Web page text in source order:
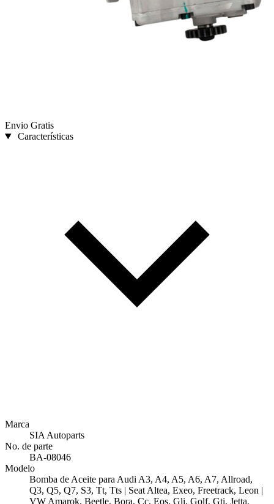
Envio Gratis
Características
Marca
SIA Autoparts
No. de parte
BA-08046
Modelo
Bomba de Aceite para Audi A3, A4, A5, A6, A7, Allroad,
Q3, Q5, Q7, S3, Tt, Tts | Seat Altea, Exeo, Freetrack, Leon |
VW Amarok, Beetle, Bora, Cc, Eos, Gli, Golf, Gti, Jetta,